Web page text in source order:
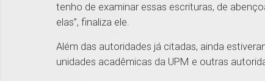
tenho de examinar essas escrituras, de
elas”, finaliza ele.
Além das autoridades já citadas, ainda
unidades acadêmicas da UPM e outras